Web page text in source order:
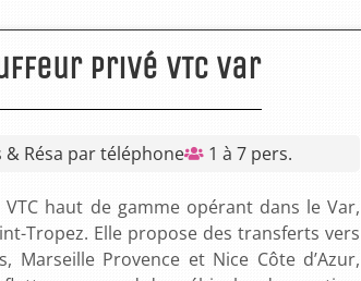
privé VTC Var
& Résa par téléphone 1 à 7 pers.
haut de gamme opérant dans le Var,
Tropez. Elle propose des transferts vers
Provence et Nice Côte d’Azur,